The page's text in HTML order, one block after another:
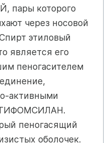
пары которого
через носовой
этиловый
является его
пеногасителем
активными
пеногасящий
оболочек.